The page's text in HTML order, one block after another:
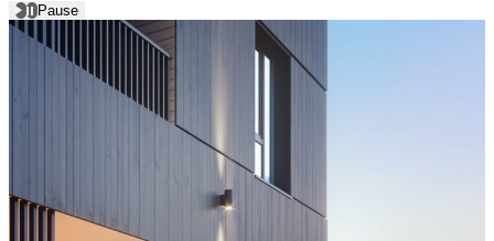
Pause